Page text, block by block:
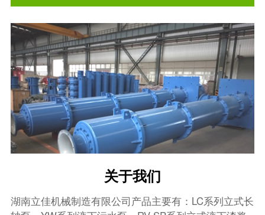
关于我们
湖南立佳机械制造有限公司产品主要有：LC系列立式长